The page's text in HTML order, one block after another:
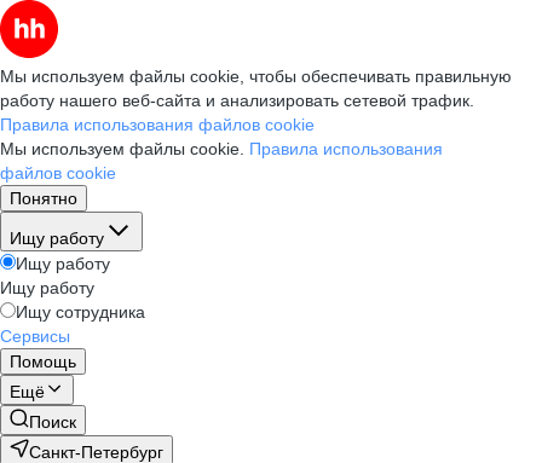
Мы используем файлы cookie, чтобы обеспечивать правильную
работу нашего веб-сайта и анализировать сетевой трафик.
Правила использования файлов cookie
Мы используем файлы cookie. Правила использования
файлов cookie
Понятно
Ищу работу
Ищу работу
Ищу работу
Ищу сотрудника
Сервисы
Помощь
Ещё
Поиск
Санкт-Петербург